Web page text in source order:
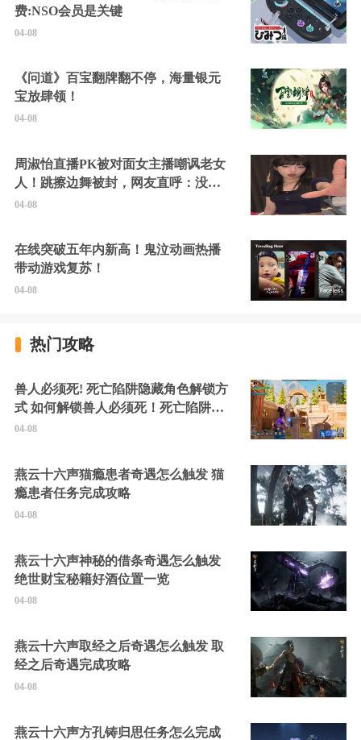
费:NSO会员是关键
04-08
《问道》百宝翻牌翻不停，海量银元
宝放肆领！
04-08
周淑怡直播PK被对面女主播嘲讽老女
人！跳擦边舞被封，网友直呼：没边
硬擦封的好！
04-08
在线突破五年内新高！鬼泣动画热播
带动游戏复苏！
04-08
热门攻略
兽人必须死! 死亡陷阱隐藏角色解锁方
式 如何解锁兽人必须死！死亡陷阱中
的隐藏角色
04-08
燕云十六声猫瘾患者奇遇怎么触发 猫
瘾患者任务完成攻略
04-08
燕云十六声神秘的借条奇遇怎么触发
绝世财宝秘籍好酒位置一览
04-08
燕云十六声取经之后奇遇怎么触发 取
经之后奇遇完成攻略
04-08
燕云十六声方孔铸归思任务怎么完成